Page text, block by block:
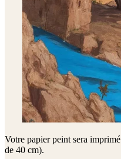
Votre papier peint sera
de 40 cm).